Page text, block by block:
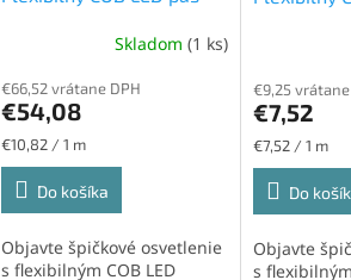
16W/m, 640led/m, 10mm
Skladom (1 ks)
€66,52 vrátane DPH
€54,08
Jednotková
cena:
€10,82 / 1 m
Do košíka
Objavte špičkové osvetlenie
s flexibilným COB LED
16W/m,
€9,25 vrátane
€7,52
Jednotková
cena:
€7,52 / 1 m
Do
Objavte
s